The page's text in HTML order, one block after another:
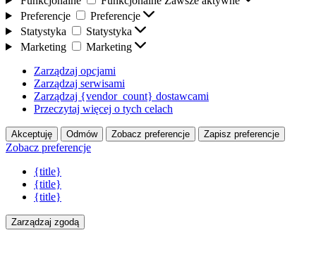
Preferencje
Preferencje
Statystyka
Statystyka
Marketing
Marketing
Zarządzaj opcjami
Zarządzaj serwisami
Zarządzaj {vendor_count} dostawcami
Przeczytaj więcej o tych celach
Akceptuję Odmów Zobacz preferencje Zapisz preferencje
Zobacz preferencje
{title}
{title}
{title}
Zarządzaj zgodą